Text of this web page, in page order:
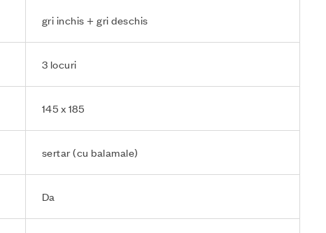
gri inchis + gri deschis
3 locuri
145 x 185
sertar (cu balamale)
Da